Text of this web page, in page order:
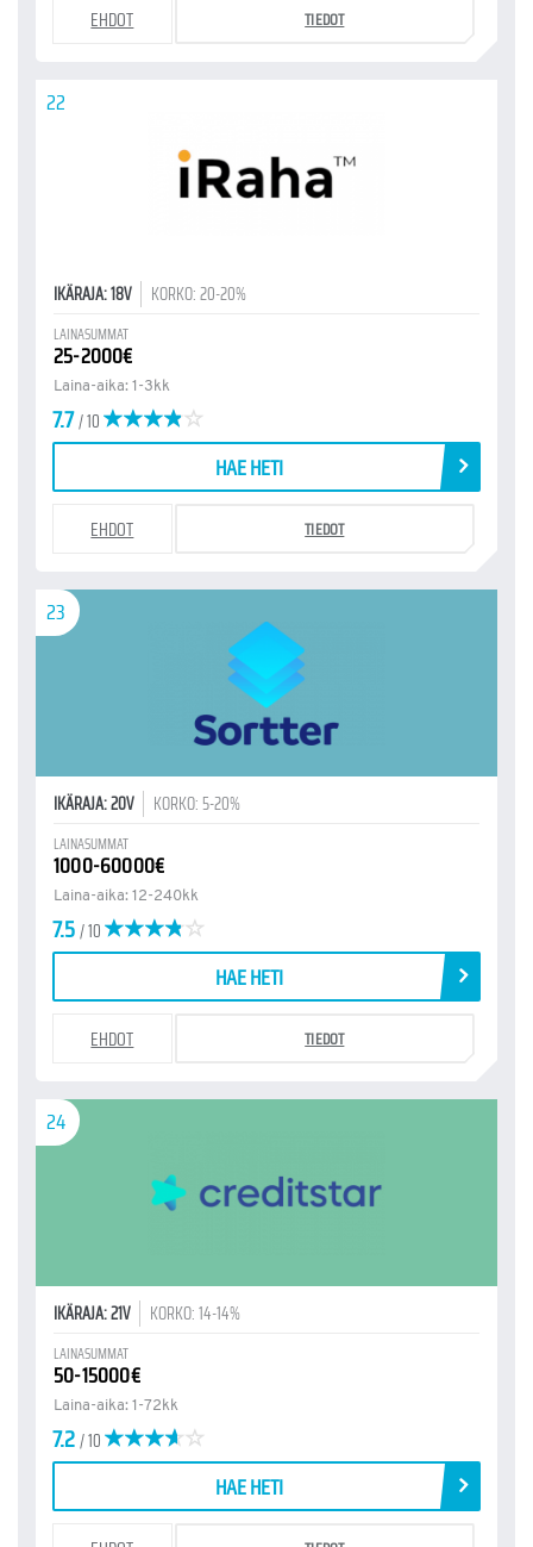
EHDOT TIEDOT
22
IKÄRAJA: 18V KORKO: 20-20%
LAINASUMMAT
25-2000€
Laina-aika: 1-3kk
7.7/ 10
HAE HETI
EHDOT TIEDOT
23
IKÄRAJA: 20V KORKO: 5-20%
LAINASUMMAT
1000-60000€
Laina-aika: 12-240kk
7.5/ 10
HAE HETI
EHDOT TIEDOT
24
IKÄRAJA: 21V KORKO: 14-14%
LAINASUMMAT
50-15000€
Laina-aika: 1-72kk
7.2/ 10
HAE HETI